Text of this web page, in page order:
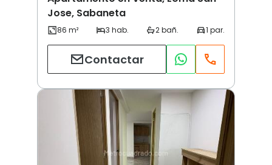
Jose, Sabaneta
Contactar